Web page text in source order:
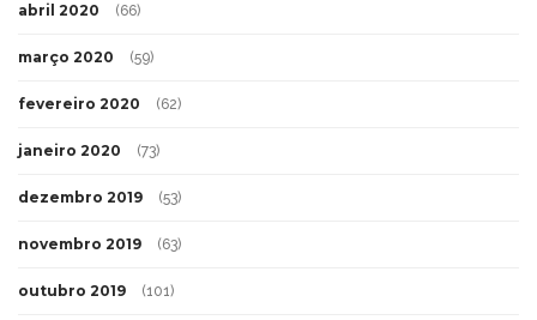
abril 2020 (66)
março 2020 (59)
fevereiro 2020 (62)
janeiro 2020 (73)
dezembro 2019 (53)
novembro 2019 (63)
outubro 2019 (101)